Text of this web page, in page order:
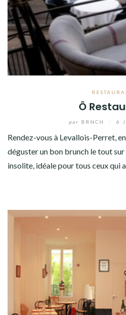
Ô
par BRNCH 6
Rendez-vous à Levallois-Perret,
déguster un bon brunch le tout
insolite, idéale pour tous ceux qui